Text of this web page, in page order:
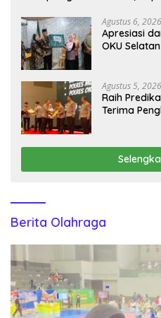
Agustus 6, 2026
Apresiasi
OKU
Agustus 5, 2026
Raih
Terima
Berita Olahraga